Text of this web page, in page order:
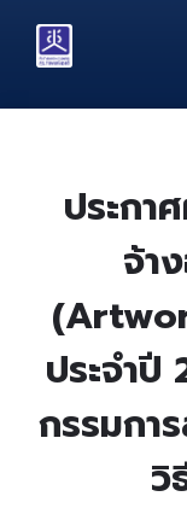
content
main
footer
ประกา
จ้า
ประจำ
กรรมกา
วิ